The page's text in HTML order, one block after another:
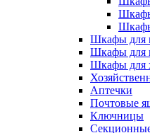
Шкафы для
Шкафы для
Шкафы для
Аптечки
Почтовые
Ключницы